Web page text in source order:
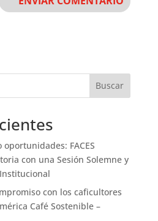
Buscar
FACES
con una Sesión Solemne y
con los caficultores
Café Sostenible –